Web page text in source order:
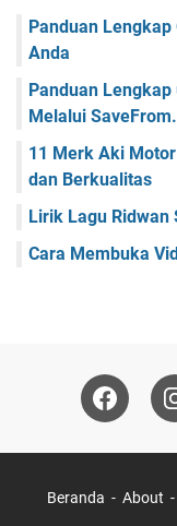
Panduan
Anda
Panduan
Melalui
11 Merk Aki
dan Berkualitas
Lirik Lagu Ridwan
Cara Membuka
Beranda About